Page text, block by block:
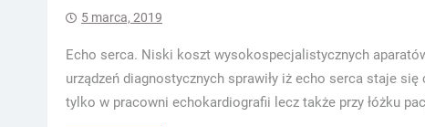
5 marca, 2019
Echo serca. Niski koszt wysokospecjalistycznych
urządzeń diagnostycznych sprawiły iż echo serca staje
tylko w pracowni echokardiografii lecz także przy łóżku